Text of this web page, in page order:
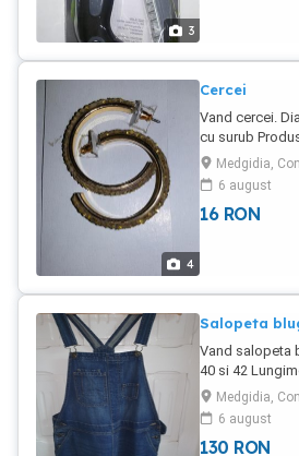
3
4
Cercei
Vand cercei.
cu surub
Medgidia,
6 august
16 RON
Salopeta
Vand salopeta
40 si 42
bretele.
Medgidia,
6 august
130 RON